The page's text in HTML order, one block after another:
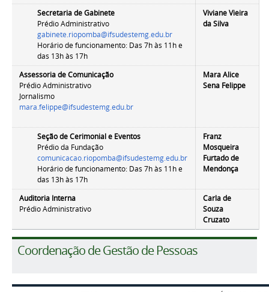
Secretaria de Gabinete
Prédio Administrativo
gabinete.riopomba@ifsudestemg.edu.br
Horário de funcionamento: Das 7h às 11h e
das 13h às 17h
Viviane Vieira
da Silva
Assessoria de Comunicação
Prédio Administrativo
Jornalismo
mara.felippe@ifsudestemg.edu.br
Mara Alice
Sena Felippe
Seção de Cerimonial e Eventos
Prédio da Fundação
comunicacao.riopomba@ifsudestemg.edu.br
Horário de funcionamento: Das 7h às 11h e
das 13h às 17h
Franz
Mosqueira
Furtado de
Mendonça
Auditoria Interna
Prédio Administrativo
Carla de
Souza
Cruzato
Coordenação de Gestão de Pessoas